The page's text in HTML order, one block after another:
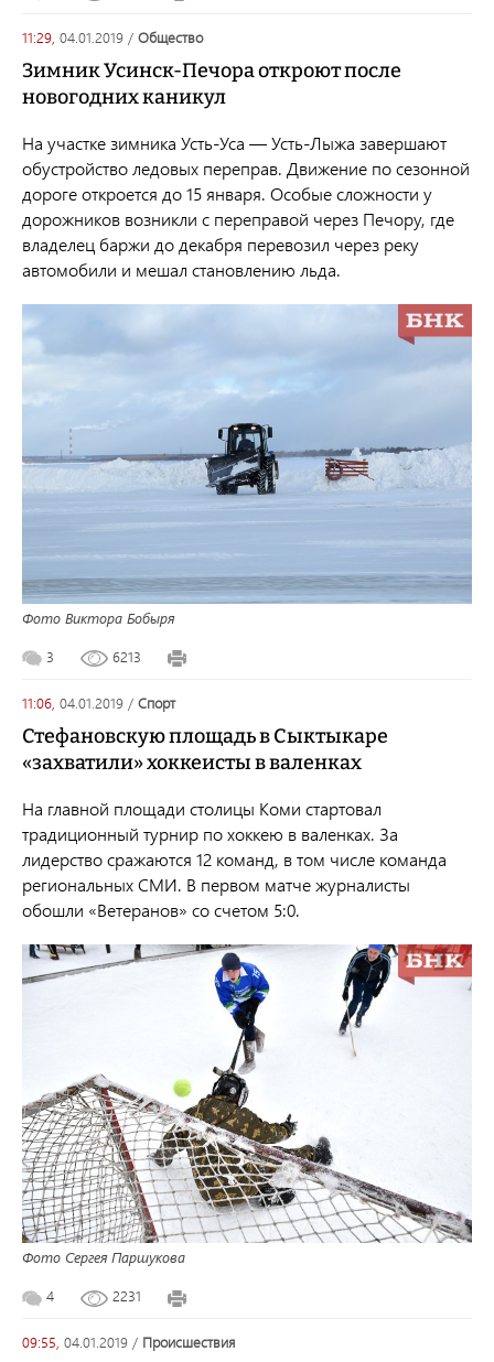
11:29, 04.01.2019 / общество
Зимник Усинск-Печора откроют после
новогодних каникул
На участке зимника Усть-Уса — Усть-Лыжа завершают
обустройство ледовых переправ. Движение по сезонной
дороге откроется до 15 января. Особые сложности у
дорожников возникли с переправой через Печору, где
владелец баржи до декабря перевозил через реку
автомобили и мешал становлению льда.
Фото Виктора Бобыря
3 6213
11:06, 04.01.2019 / спорт
Стефановскую площадь в Сыктыкаре
«захватили» хоккеисты в валенках
На главной площади столицы Коми стартовал
традиционный турнир по хоккею в валенках. За
лидерство сражаются 12 команд, в том числе команда
региональных СМИ. В первом матче журналисты
обошли «Ветеранов» со счетом 5:0.
Фото Сергея Паршукова
4 2231
09:55, 04.01.2019 / происшествия